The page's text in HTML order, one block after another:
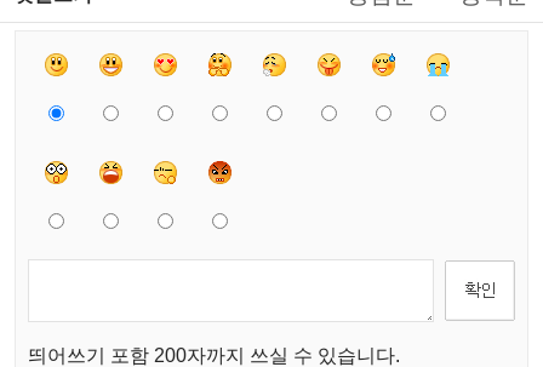
띄어쓰기 포함 200자까지 쓰실 수 있습니다.